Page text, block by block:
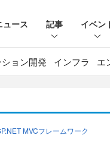
ュース 記事 イベン
ョン開発 インフラ エ
MVCフレームワーク